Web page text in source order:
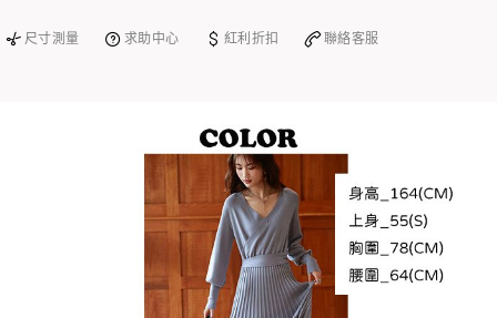
尺寸測量 求助中心 紅利折扣 聯絡客服